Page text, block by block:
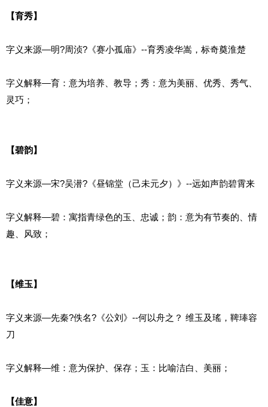
【育秀】
字义来源—明?周浈?《赛小孤庙》--育秀凌华嵩，标奇奠淮楚
字义解释—育：意为培养、教导；秀：意为美丽、优秀、秀气、
灵巧；
【碧韵】
字义来源—宋?吴潜?《昼锦堂（己未元夕）》--远如声韵碧霄来
字义解释—碧：寓指青绿色的玉、忠诚；韵：意为有节奏的、情
趣、风致；
【维玉】
字义来源—先秦?佚名?《公刘》--何以舟之？ 维玉及瑤，鞞琫容
刀
字义解释—维：意为保护、保存；玉：比喻洁白、美丽；
【佳意】